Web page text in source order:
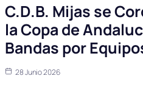
C.D.B. Mijas se
la Copa de
Bandas por
28 Junio 2026